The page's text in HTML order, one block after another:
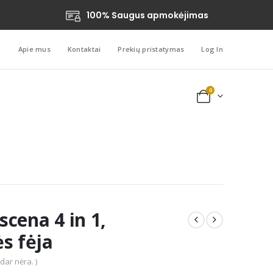
100% Saugus apmokėjimas
Apie mus Kontaktai Prekių pristatymas Log In
0
4 in 1,
fėja
nėra. )